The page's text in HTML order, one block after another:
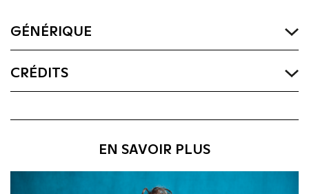
GÉNÉRIQUE
CRÉDITS
EN SAVOIR PLUS